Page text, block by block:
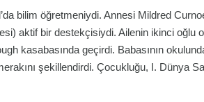
bilim öğretmeniydi. Annesi Mildred
aktif bir destekçisiydi. Ailenin ikinci oğlu
kasabasında geçirdi. Babasının
şekillendirdi. Çocukluğu, I. Dünya